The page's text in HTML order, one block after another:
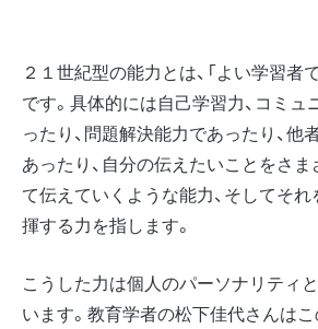
２１世紀型の能力とは、「よい学習者
です。具体的には自己学習力、コミ
ったり、問題解決能力であったり、他
あったり、自分の伝えたいことをさ
て伝えていくような能力、そしてそ
揮する力を指します。
こうした力は個人のパーソナリティ
います。教育学者の松下佳代さんは